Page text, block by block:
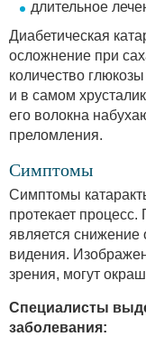
длительное
Диабетическая
осложнение при
количество
и в самом
его волокна
преломления.
Симптомы
Симптомы
протекает
является снижение
видения.
зрения, могут
Специалисты
заболевания: